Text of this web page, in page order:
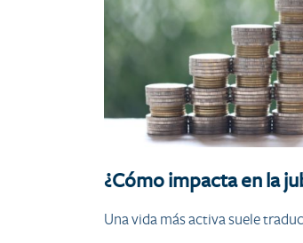
¿Cómo impacta en la
Una vida más activa suele